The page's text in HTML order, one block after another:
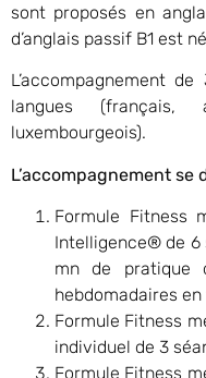
sont proposés en
d’anglais passif B1 est
L’accompagnement
langues (français,
luxembourgeois).
L’accompagnement se
Formule Fitness
Intelligence® de 6
mn de pratique
hebdomadaires
Formule Fitness
individuel de 3
Formule Fitness